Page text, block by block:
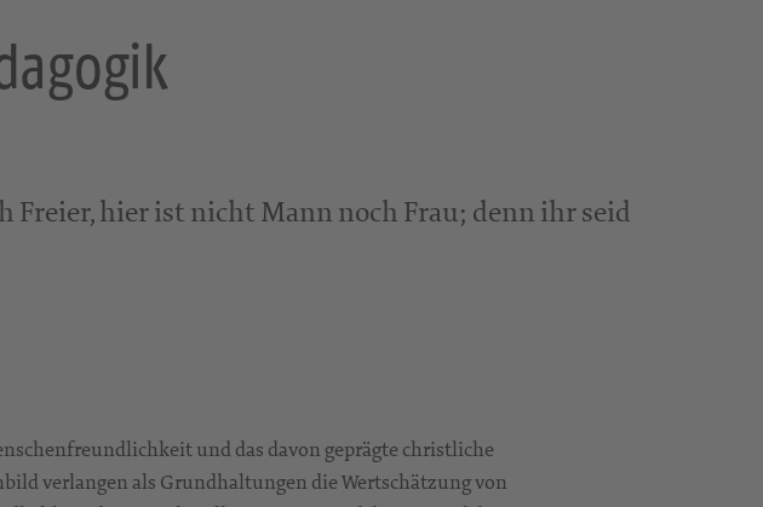
Freier, hier ist nicht Mann noch Frau; denn ihr seid
und das davon geprägte christliche
verlangen als Grundhaltungen die Wertschätzung von